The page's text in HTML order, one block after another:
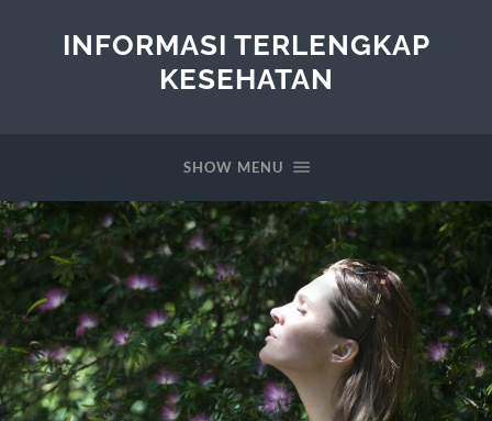
INFORMASI TERLENGKAP
KESEHATAN
SHOW MENU